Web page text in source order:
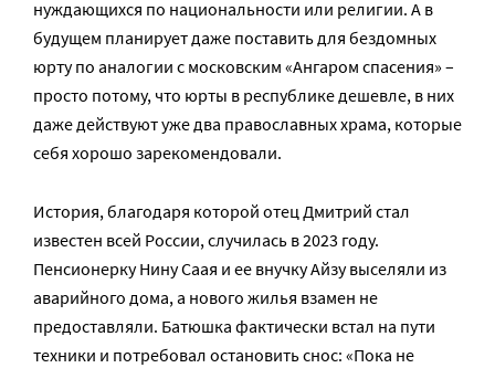
нуждающихся по национальности или религии. А в
будущем планирует даже поставить для бездомных
юрту по аналогии с московским «Ангаром спасения» –
просто потому, что юрты в республике дешевле, в них
даже действуют уже два православных храма, которые
себя хорошо зарекомендовали.
История, благодаря которой отец Дмитрий стал
известен всей России, случилась в 2023 году.
Пенсионерку Нину Саая и ее внучку Айзу выселяли из
аварийного дома, а нового жилья взамен не
предоставляли. Батюшка фактически встал на пути
техники и потребовал остановить снос: «Пока не